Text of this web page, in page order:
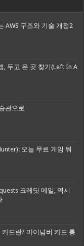
AWS 구조와 기술 개정2
, 두고 온 곳 찾기(Left In A
관으로
오늘 무료 게임 뭐
크레딧 메일, 역시
드란? 마이넘버 카드 통